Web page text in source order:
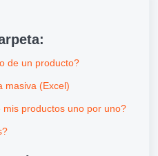
de un producto?
masiva (Excel)
productos uno por uno?